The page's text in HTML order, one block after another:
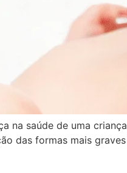
saúde de uma
das formas mais